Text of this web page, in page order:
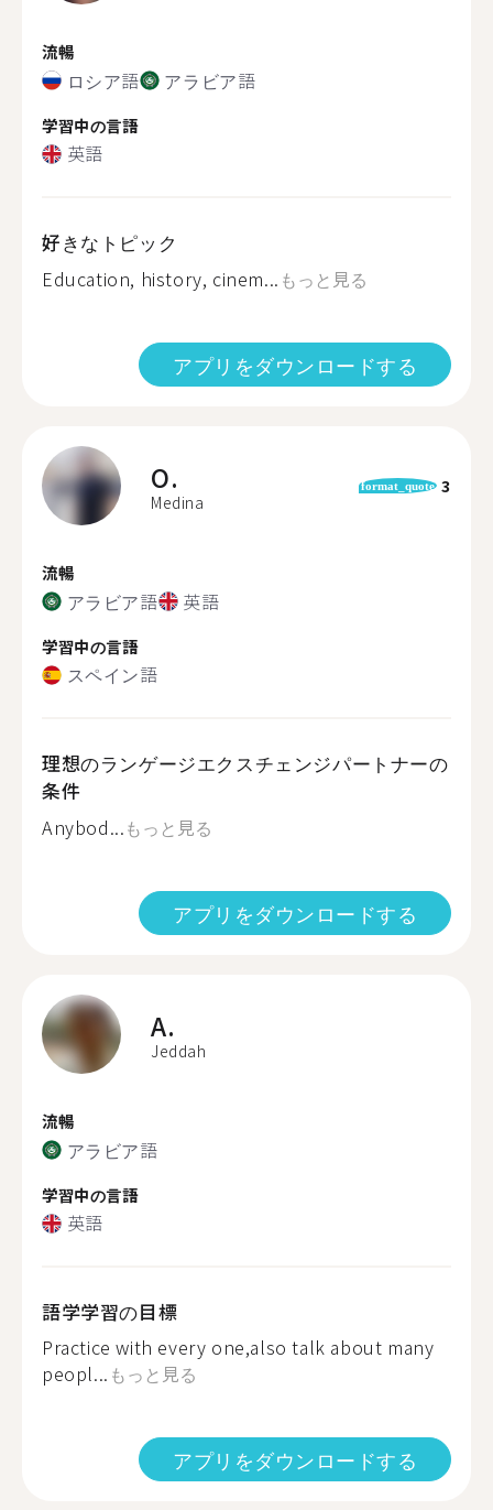
流暢
ロシア語 アラビア語
学習中の言語
英語
好きなトピック
Education, history, cinem... もっと見る
アプリをダウンロードする
O.
Medina
format_quote 3
流暢
アラビア語 英語
学習中の言語
スペイン語
理想のランゲージエクスチェンジパートナーの
条件
Anybod...もっと見る
アプリをダウンロードする
A.
Jeddah
流暢
アラビア語
学習中の言語
英語
語学学習の目標
Practice with every one,also talk about many
peopl... もっと見る
アプリをダウンロードする